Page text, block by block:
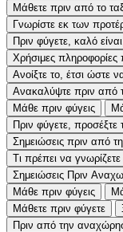
Μάθετε πριν από το
Γνωρίστε εκ των
Πριν φύγετε, καλό
Χρήσιμες
Ανοίξτε το, έτσι ώστε
Ανακαλύψτε πριν από
Μάθε πριν φύγεις
Πριν φύγετε,
Σημειώσεις πριν από
Τι πρέπει να
Σημειώσεις Πριν
Μάθε πριν φύγεις
Μάθετε πριν φύγετε
Πριν από την